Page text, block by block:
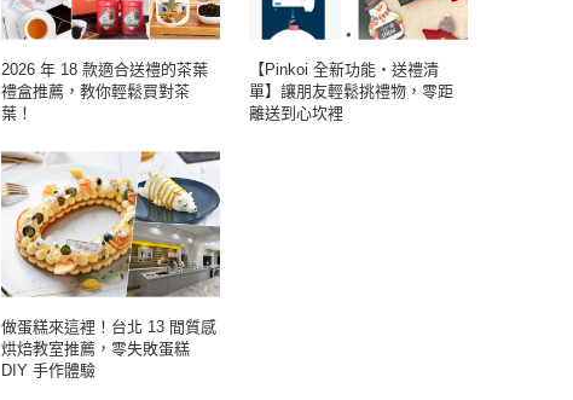
2026 年 18 款適合送禮的茶葉
禮盒推薦，教你輕鬆買對茶
葉！
【Pinkoi 全新功能・送禮清
單】讓朋友輕鬆挑禮物，零距
離送到心坎裡
做蛋糕來這裡！台北 13 間質感
烘焙教室推薦，零失敗蛋糕
DIY 手作體驗